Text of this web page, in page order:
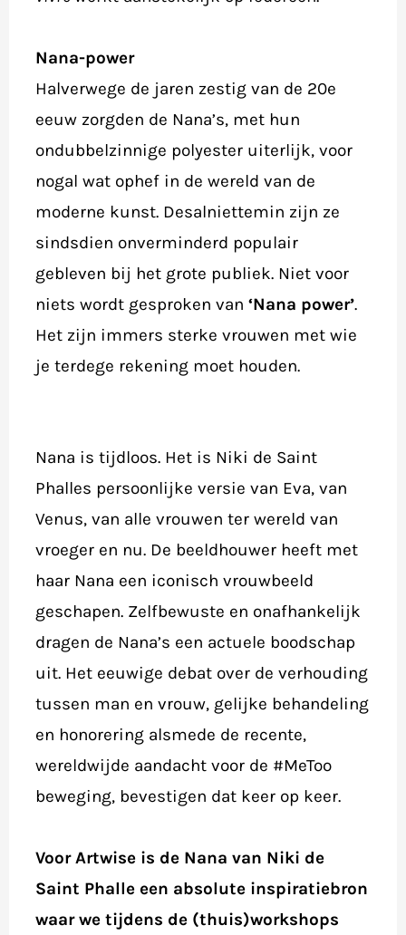
Nana-power
Halverwege de jaren zestig van de 20e
eeuw zorgden de Nana’s, met hun
ondubbelzinnige polyester uiterlijk, voor
nogal wat ophef in de wereld van de
moderne kunst. Desalniettemin zijn ze
sindsdien onverminderd populair
gebleven bij het grote publiek. Niet voor
niets wordt gesproken van‘Nana power’.
Het zijn immers sterke vrouwen met wie
je terdege rekening moet houden.
Nana is tijdloos. Het is Niki de Saint
Phalles persoonlijke versie van Eva, van
Venus, van alle vrouwen ter wereld van
vroeger en nu. De beeldhouwer heeft met
haar Nana een iconisch vrouwbeeld
geschapen. Zelfbewuste en onafhankelijk
dragen de Nana’s een actuele boodschap
uit. Het eeuwige debat over de verhouding
tussen man en vrouw, gelijke behandeling
en honorering alsmede de recente,
wereldwijde aandacht voor de #MeToo
beweging, bevestigen dat keer op keer.
Voor Artwise is de Nana van Niki de
Saint Phalle een absolute inspiratiebron
waar we tijdens de (thuis)workshops